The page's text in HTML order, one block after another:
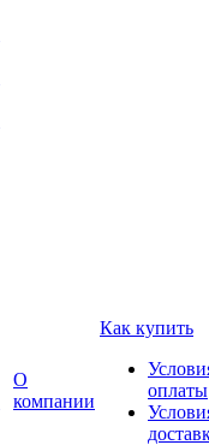
О
компании
Как купить
оплаты